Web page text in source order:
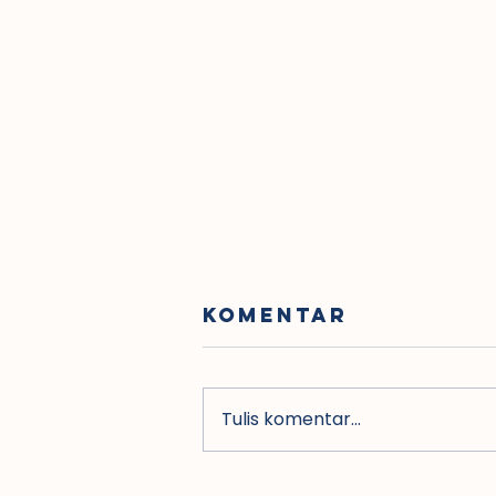
Komentar
Tulis komentar...